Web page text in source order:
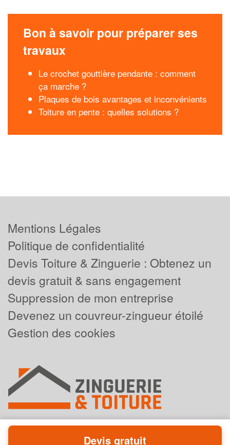
Bon à savoir pour préparer ses
travaux
Le crochet gouttière pendante : comment
ça marche ?
Plaques de bois avantages et inconvénients
Toiture en pente : quelles solutions ?
Mentions Légales
Politique de confidentialité
Devis Toiture & Zinguerie : Obtenez un
devis gratuit & sans engagement
Suppression de mon entreprise
Devenez un couvreur-zingueur étoilé
Gestion des cookies
Devis gratuit